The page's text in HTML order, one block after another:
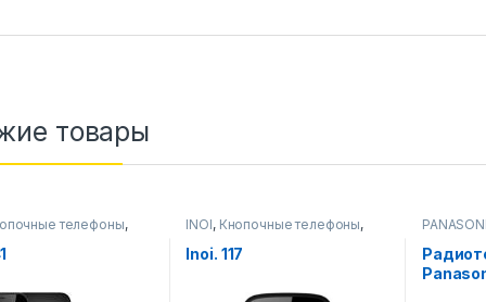
товары
телефоны,
аксессуары
INOI, Кнопочные телефоны,
гаджеты, аксессуары
Inoi. 117
гаджеты,